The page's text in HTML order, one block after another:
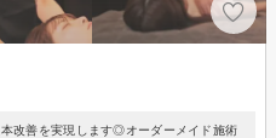
改善を実現します◎オーダーメイド施術